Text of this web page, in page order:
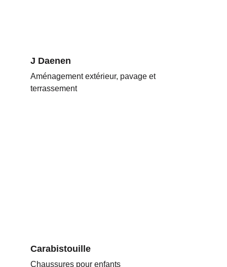
J Daenen
Aménagement extérieur, pavage et
terrassement
Carabistouille
Chaussures pour enfants